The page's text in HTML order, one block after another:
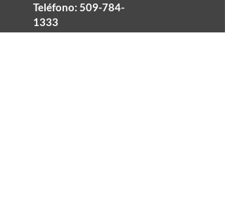
Teléfono: 509-784-
1333
Fax: 509-784-0633